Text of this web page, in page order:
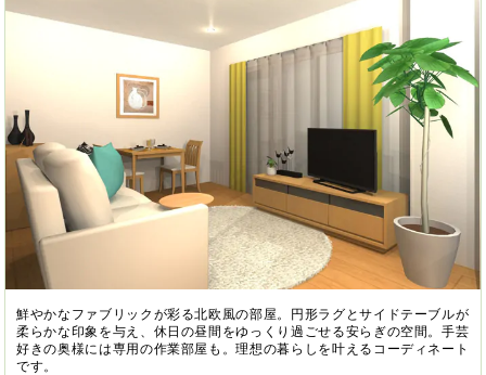
鮮やかなファブリックが彩る北欧風の部屋。円形ラグとサイドテーブルが
柔らかな印象を与え、休日の昼間をゆっくり過ごせる安らぎの空間。手芸
好きの奥様には専用の作業部屋も。理想の暮らしを叶えるコーディネート
です。